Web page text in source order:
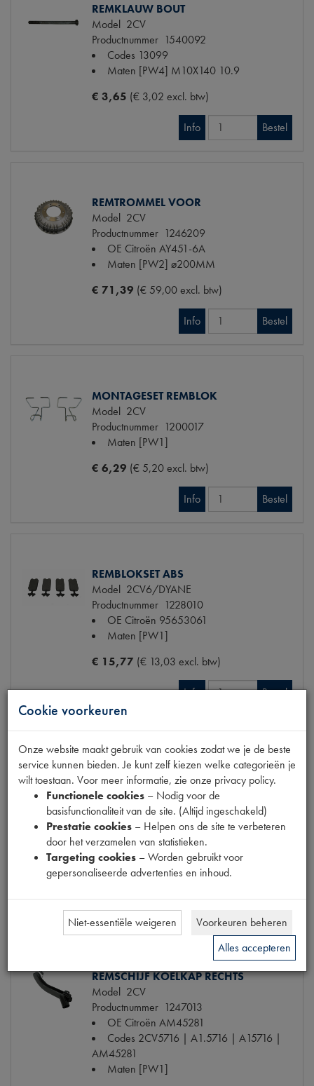
REMKLAUW BOUT
Model 2CV
Productnummer 1540092
Codes 13099
Maten [PW4] M10X140 10.9
€ 3,65 (€ 3,02 excl. btw)
Info Bestel
REMTROMMEL VOOR
Model 2CV
Productnummer 1246209
OE Citroën AY451-6A
Maten [PW2] ø200MM
€ 71,39 (€ 59,00 excl. btw)
Info Bestel
MONTAGESET REMBLOK
Model 2CV
Productnummer 1200017
Maten [PW1]
€ 6,29 (€ 5,20 excl. btw)
Info Bestel
REMBLOKSET ABS
Model 2CV6/DYANE
Productnummer 1228010
OE Citroën 95653061
Maten [PW1]
€ 15,77 (€ 13,03 excl. btw)
Info Bestel
REMKLAUW
Model2CV6
Productnummer1200202
OE Citroën 95535826
Codes 13013 | 95535826
Maten [PW2]
€ 149,14(€ 123,26 excl. btw)
Info Bestel
REMSCHIJF KOELKAP RECHTS
Model 2CV
Productnummer 1247013
OE Citroën AM45281
Codes 2CV5716 | A1.5716 | A15716 |
AM45281
Maten [PW1]
Cookie voorkeuren
Onze website maakt gebruik van cookies zodat we je de beste
service kunnen bieden. Je kunt zelf kiezen welke categorieën je
wilt toestaan. Voor meer informatie, zie onze privacy policy.
Functionele cookies – Nodig voor de
basisfunctionaliteit van de site. (Altijd ingeschakeld)
Prestatie cookies – Helpen ons de site te verbeteren
door het verzamelen van statistieken.
Targeting cookies – Worden gebruikt voor
gepersonaliseerde advertenties en inhoud.
Niet-essentiële weigeren
Voorkeuren beheren
Alles accepteren